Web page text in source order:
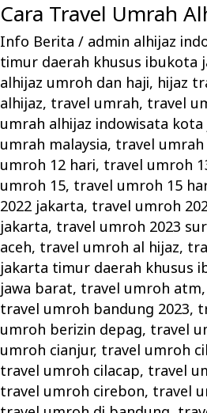
Cara Travel Umrah
Info Berita / admin alhijaz
timur daerah khusus ibukota
alhijaz umroh dan haji, hijaz
alhijaz, travel umrah, travel
umrah alhijaz indowisata
umrah malaysia, travel
umroh 12 hari, travel umroh
umroh 15, travel umroh 15
2022 jakarta, travel umroh
jakarta, travel umroh 2023
aceh, travel umroh al hijaz,
jakarta timur daerah khusus
jawa barat, travel umroh atm,
travel umroh bandung 2023,
umroh berizin depag, travel
umroh cianjur, travel umroh
travel umroh cilacap, travel
travel umroh cirebon, travel
Cara
Travel
Umrah
Alhijaz
Memikat
Jamaah